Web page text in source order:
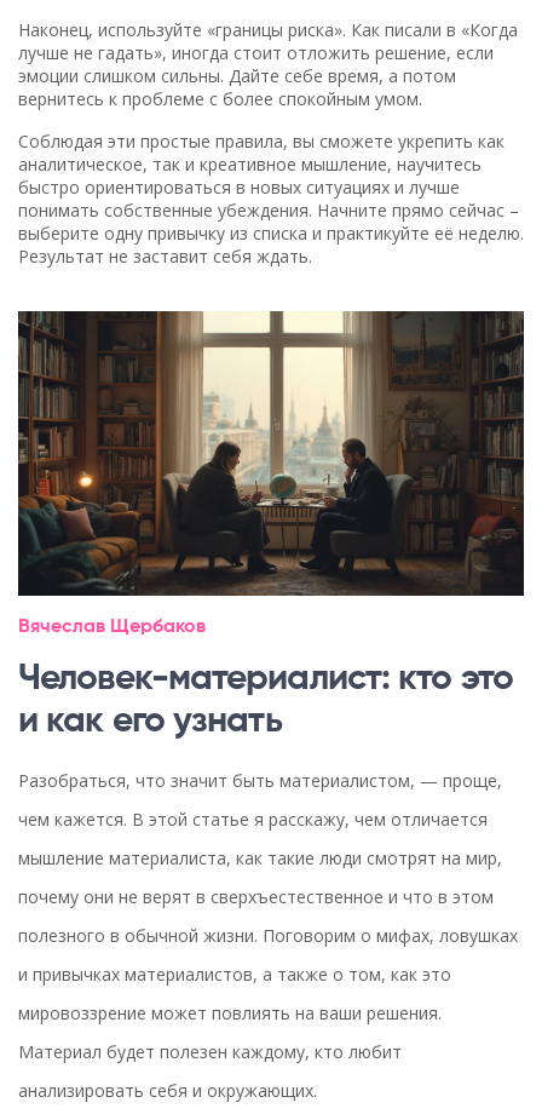
Наконец, используйте «границы риска». Как писали в «Когда
лучше не гадать», иногда стоит отложить решение, если
эмоции слишком сильны. Дайте себе время, а потом
вернитесь к проблеме с более спокойным умом.
Соблюдая эти простые правила, вы сможете укрепить как
аналитическое, так и креативное мышление, научитесь
быстро ориентироваться в новых ситуациях и лучше
понимать собственные убеждения. Начните прямо сейчас –
выберите одну привычку из списка и практикуйте её неделю.
Результат не заставит себя ждать.
Вячеслав Щербаков
Человек-материалист: кто это
и как его узнать
Разобраться, что значит быть материалистом, — проще,
чем кажется. В этой статье я расскажу, чем отличается
мышление материалиста, как такие люди смотрят на мир,
почему они не верят в сверхъестественное и что в этом
полезного в обычной жизни. Поговорим о мифах, ловушках
и привычках материалистов, а также о том, как это
мировоззрение может повлиять на ваши решения.
Материал будет полезен каждому, кто любит
анализировать себя и окружающих.